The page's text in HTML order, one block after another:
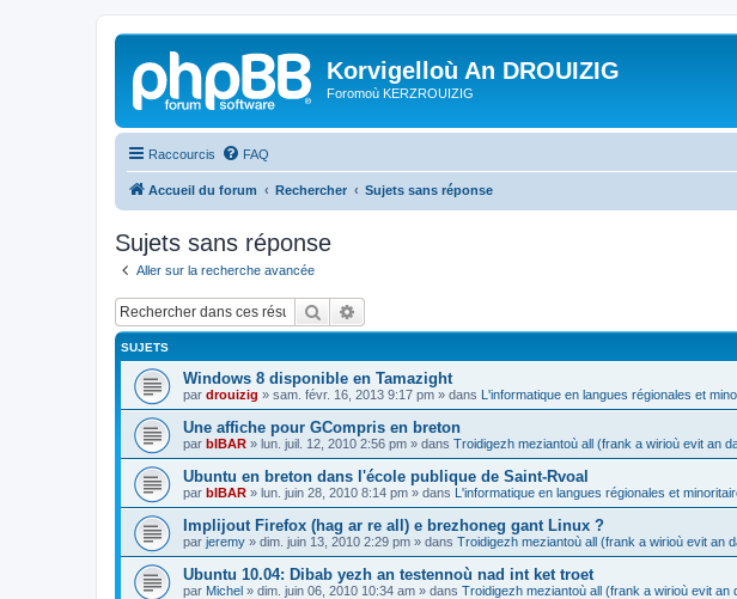
Korvigelloù An DROUIZIG
Foromoù KERZROUIZIG
Raccourcis FAQ
Accueil du forum Rechercher Sujets sans réponse
Sujets sans réponse
Aller sur la recherche avancée
Rechercher
SUJETS
Windows 8 disponible en Tamazight
par drouizig » sam. févr. 16, 2013 9:17 pm » dans L'informatique en langues régionales et
Une affiche pour GCompris en breton
par bIBAR » lun. juil. 12, 2010 2:56 pm » dans Troidigezh meziantoù all (frank a wirioù evit an
Ubuntu en breton dans l'école publique de Saint-Rvoal
par bIBAR » lun. juin 28, 2010 8:14 pm » dans L'informatique en langues régionales et
Implijout Firefox (hag ar re all) e brezhoneg gant Linux ?
par jeremy » dim. juin 13, 2010 2:29 pm » dans Troidigezh meziantoù all (frank a wirioù evit an
Ubuntu 10.04: Dibab yezh an testennoù nad int ket troet
par Michel » dim. juin 06, 2010 10:34 am » dans Troidigezh meziantoù all (frank a wirioù evit an